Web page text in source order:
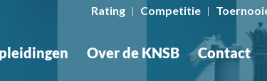
Rating Competitie
Over de KNSB Contact